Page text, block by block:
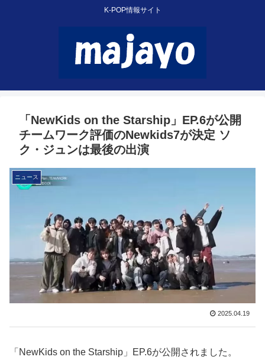
K-POP情報サイト
「NewKids on the Starship」EP.6が公開
チームワーク評価のNewkids7が決定 ソ
ク・ジュンは最後の出演
ニュース
2025.04.19
「NewKids on the Starship」EP.6が公開されました。